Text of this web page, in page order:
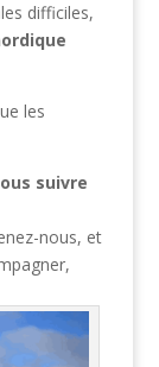
difficiles,
les
suivre
nous, et